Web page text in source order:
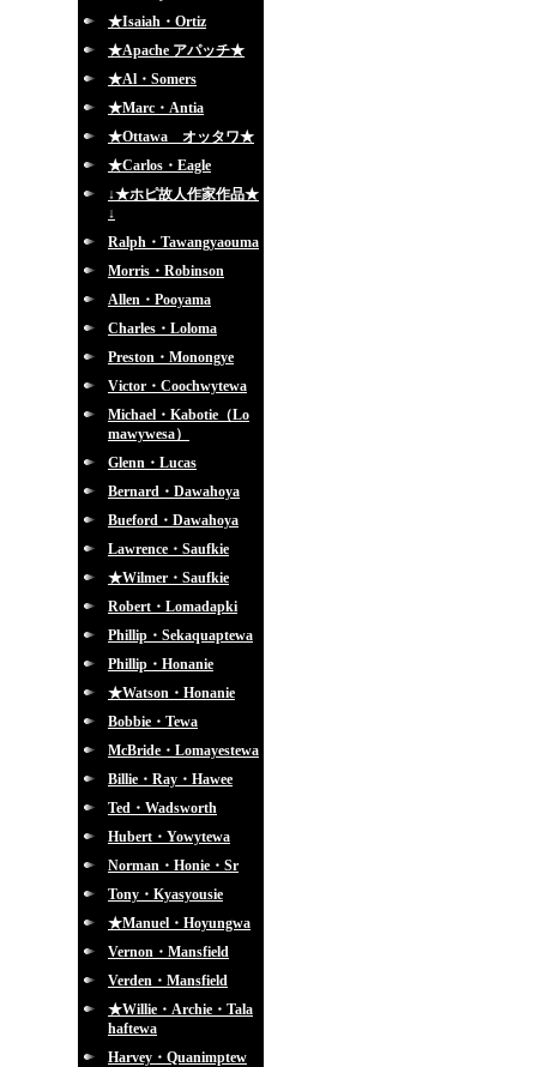
★Isaiah・Ortiz
★Apache アパッチ★
★Al・Somers
★Marc・Antia
★Ottawa オッタワ★
★Carlos・Eagle
↓★ホピ故人作家作品★
↓
Ralph・Tawangyaouma
Morris・Robinson
Allen・Pooyama
Charles・Loloma
Preston・Monongye
Victor・Coochwytewa
Michael・Kabotie（Lo
mawywesa）
Glenn・Lucas
Bernard・Dawahoya
Bueford・Dawahoya
Lawrence・Saufkie
★Wilmer・Saufkie
Robert・Lomadapki
Phillip・Sekaquaptewa
Phillip・Honanie
★Watson・Honanie
Bobbie・Tewa
McBride・Lomayestewa
Billie・Ray・Hawee
Ted・Wadsworth
Hubert・Yowytewa
Norman・Honie・Sr
Tony・Kyasyousie
★Manuel・Hoyungwa
Vernon・Mansfield
Verden・Mansfield
★Willie・Archie・Tala
haftewa
Harvey・Quanimptew